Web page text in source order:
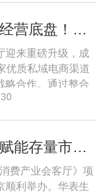
实景打卡、全流
优质驼奶
迎来重磅升级，成
优质私域电商渠道
略合作。通过整合
目搭建起全国性
业影响力实现跨
入全新动能
依托华表生态赋能存量市场《华表消费产业会客厅》项目签约落地
费产业会客厅》项
顺利举办。华表生